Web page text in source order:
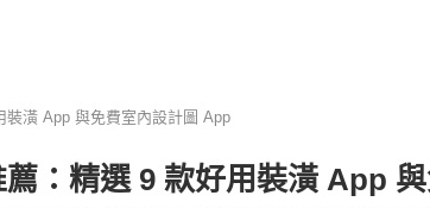
潢 App 與免費室內設計圖 App
：精選 9 款好用裝潢 App